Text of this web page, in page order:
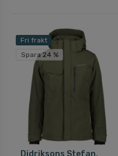
Fri frakt
Spara 24 %
Didriksons Stefan,